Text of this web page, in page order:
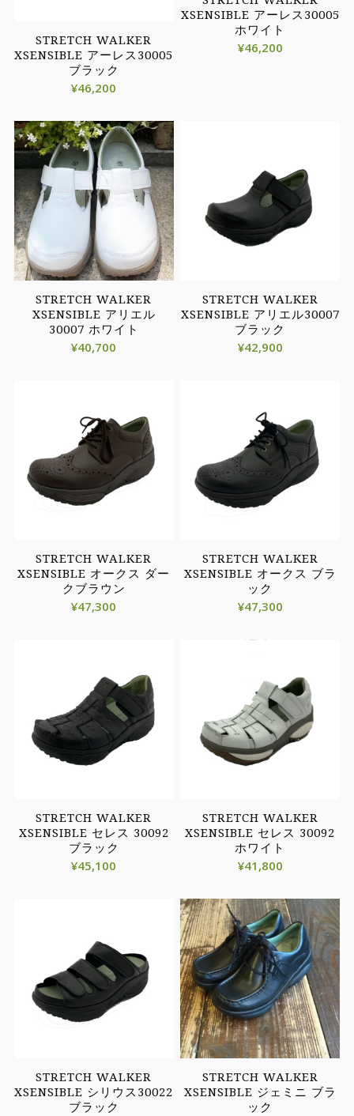
STRETCH WALKER
XSENSIBLE アーレス30005
ブラック
¥46,200
XSENSIBLE アーレス30005
ホワイト
¥46,200
STRETCH WALKER
XSENSIBLE アリエル
30007 ホワイト
¥40,700
STRETCH WALKER
XSENSIBLE アリエル30007
ブラック
¥42,900
STRETCH WALKER
XSENSIBLE オークス ダー
クブラウン
¥47,300
STRETCH WALKER
XSENSIBLE オークス ブラ
ック
¥47,300
STRETCH WALKER
XSENSIBLE セレス 30092
ブラック
¥45,100
STRETCH WALKER
XSENSIBLE セレス 30092
ホワイト
¥41,800
STRETCH WALKER
XSENSIBLE シリウス30022
ブラック
STRETCH WALKER
XSENSIBLE ジェミニ ブラ
ック